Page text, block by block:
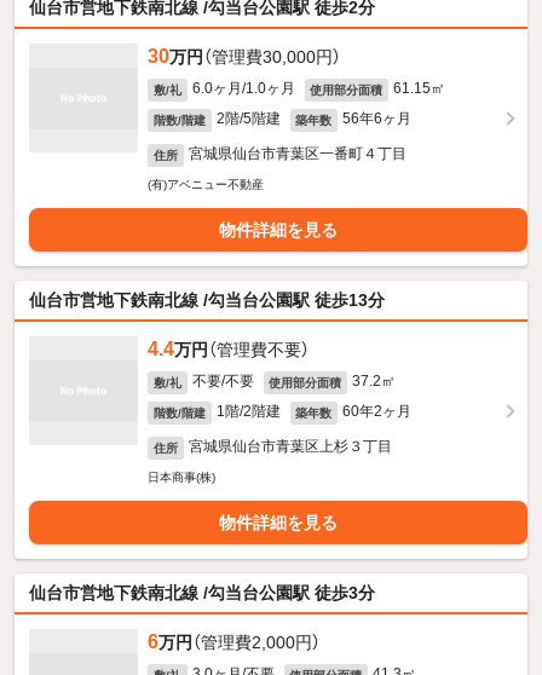
仙台市営地下鉄南北線 /勾当台公園駅 徒歩2分
30万円 （管理費30,000円）
敷/礼 6.0ヶ月/1.0ヶ月 使用部分面積 61.15㎡
階数/階建 2階/5階建 築年数 56年6ヶ月
住所 宮城県仙台市青葉区一番町４丁目
(有)アベニュー不動産
物件詳細を見る
仙台市営地下鉄南北線 /勾当台公園駅 徒歩13分
4.4万円 （管理費不要）
敷/礼 不要/不要 使用部分面積 37.2㎡
階数/階建 1階/2階建 築年数 60年2ヶ月
住所 宮城県仙台市青葉区上杉３丁目
日本商事(株)
物件詳細を見る
仙台市営地下鉄南北線 /勾当台公園駅 徒歩3分
6万円 （管理費2,000円）